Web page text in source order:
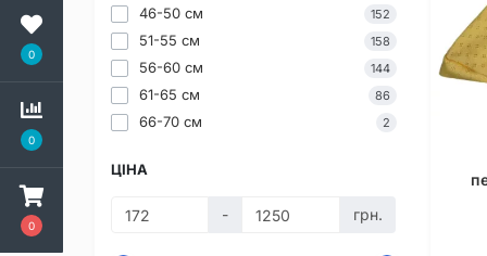
0
0
0
46-50 см 152
51-55 см 158
56-60 см 144
61-65 см 86
66-70 см 2
ЦІНА
- грн.